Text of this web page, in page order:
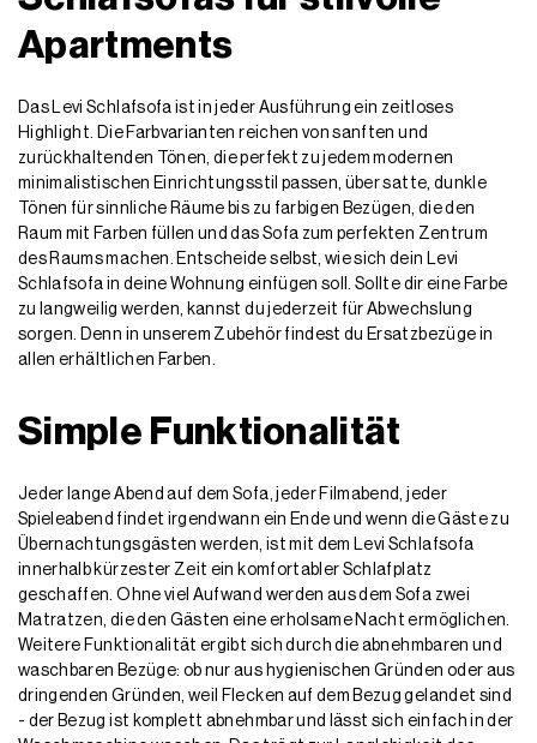
Apartments
Das Levi Schlafsofa ist in jeder Ausführung ein zeitloses
Highlight. Die Farbvarianten reichen von sanften und
zurückhaltenden Tönen, die perfekt zu jedem modernen
minimalistischen Einrichtungsstil passen, über satte, dunkle
Tönen für sinnliche Räume bis zu farbigen Bezügen, die den
Raum mit Farben füllen und das Sofa zum perfekten Zentrum
des Raums machen. Entscheide selbst, wie sich dein Levi
Schlafsofa in deine Wohnung einfügen soll. Sollte dir eine Farbe
zu langweilig werden, kannst du jederzeit für Abwechslung
sorgen. Denn in unserem Zubehör findest du Ersatzbezüge in
allen erhältlichen Farben.
Simple Funktionalität
Jeder lange Abend auf dem Sofa, jeder Filmabend, jeder
Spieleabend findet irgendwann ein Ende und wenn die Gäste zu
Übernachtungsgästen werden, ist mit dem Levi Schlafsofa
innerhalb kürzester Zeit ein komfortabler Schlafplatz
geschaffen. Ohne viel Aufwand werden aus dem Sofa zwei
Matratzen, die den Gästen eine erholsame Nacht ermöglichen.
Weitere Funktionalität ergibt sich durch die abnehmbaren und
waschbaren Bezüge: ob nur aus hygienischen Gründen oder aus
dringenden Gründen, weil Flecken auf dem Bezug gelandet sind
- der Bezug ist komplett abnehmbar und lässt sich einfach in der